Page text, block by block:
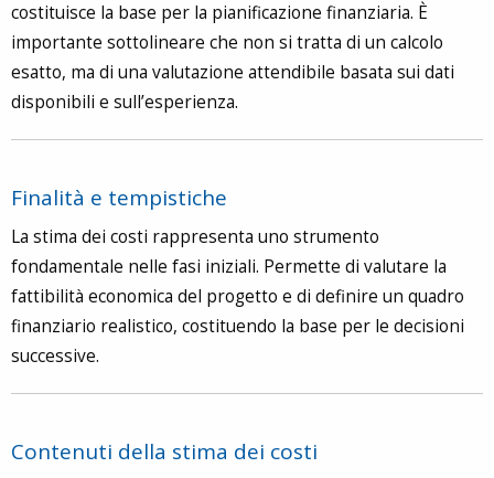
costituisce la base per la pianificazione finanziaria. È
importante sottolineare che non si tratta di un calcolo
esatto, ma di una valutazione attendibile basata sui dati
disponibili e sull’esperienza.
Finalità e tempistiche
La stima dei costi rappresenta uno strumento
fondamentale nelle fasi iniziali. Permette di valutare la
fattibilità economica del progetto e di definire un quadro
finanziario realistico, costituendo la base per le decisioni
successive.
Contenuti della stima dei costi